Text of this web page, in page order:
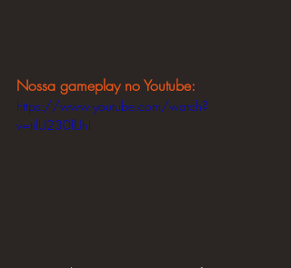
Nossa gameplay no Youtube:
https://www.youtube.com/watch?
v=tilU230fUhI